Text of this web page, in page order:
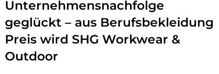
Unternehmensnachfolge
geglückt – aus Berufsbekleidung
Preis wird SHG Workwear &
Outdoor